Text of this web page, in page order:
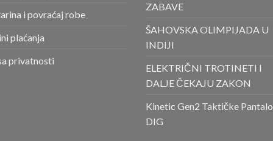
i povraćaj robe
plaćanja
privatnosti
ZABAVE
ŠAHOVSKA OLIMPIJADA U
INDIJI
ELEKTRIČNI TROTINETI I
DALJE ČEKAJU ZAKON
Kinetic Gen2 Taktičke
DIG